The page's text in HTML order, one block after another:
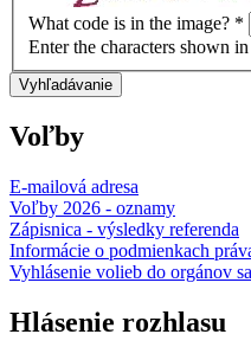
What code is in the image? *
Enter the characters shown
Voľby
E-mailová adresa
Voľby 2026 - oznamy
Zápisnica - výsledky referenda
Informácie o podmienkach
Vyhlásenie volieb do orgánov
Hlásenie rozhlasu